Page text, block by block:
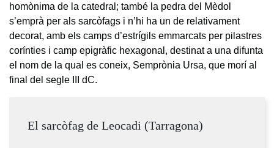
homònima de la catedral; també la pedra del Mèdol
s’emprà per als sarcòfags i n’hi ha un de relativament
decorat, amb els camps d’estrígils emmarcats per pilastres
corínties i camp epigràfic hexagonal, destinat a una difunta
el nom de la qual es coneix, Semprònia Ursa, que morí al
final del segle III dC.
El sarcòfag de Leocadi (Tarragona)